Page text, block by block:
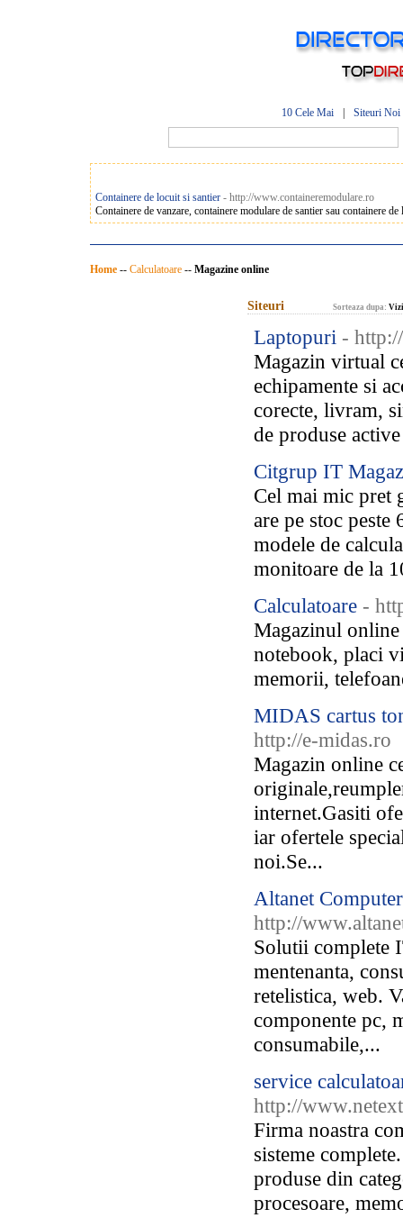
10 Cele Mai Siteuri Noi
Containere de locuit si santier - http://www.containeremodulare.ro
Containere de vanzare, containere modulare de santier sau containere
Home -- Calculatoare -- Magazine online
Siteuri Sorteaza dupa:
Laptopuri -
Magazin virtual
echipamente si
corecte, livram,
de produse
Citgrup IT
Cel mai mic pret
are pe stoc peste
modele de
monitoare de la
Calculatoare -
Magazinul
notebook, placi
memorii,
MIDAS cartus
http://e-midas.ro
Magazin online
internet.Gasiti
iar ofertele
noi.Se...
Altanet
http://
Solutii complete
mentenanta,
retelistica, web.
componente pc,
consumabile,...
service
http://
Firma noastra
sisteme
produse din
procesoare,